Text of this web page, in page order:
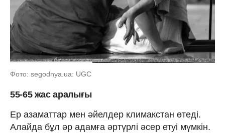
Фото: segodnya.ua: UGC
55-65 жас аралығы
Ер азаматтар мен әйелдер климакстан өтеді.
Алайда бұл әр адамға әртүрлі әсер етуі мүмкін.